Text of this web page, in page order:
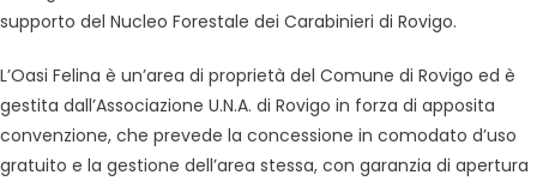
supporto del Nucleo Forestale dei Carabinieri di Rovigo.
L’Oasi Felina è un’area di proprietà del Comune di Rovigo ed è
gestita dall’Associazione U.N.A. di Rovigo in forza di apposita
convenzione, che prevede la concessione in comodato d’uso
gratuito e la gestione dell’area stessa, con garanzia di apertura